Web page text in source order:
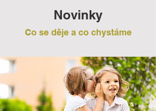
Novinky
Co se děje a co chystáme